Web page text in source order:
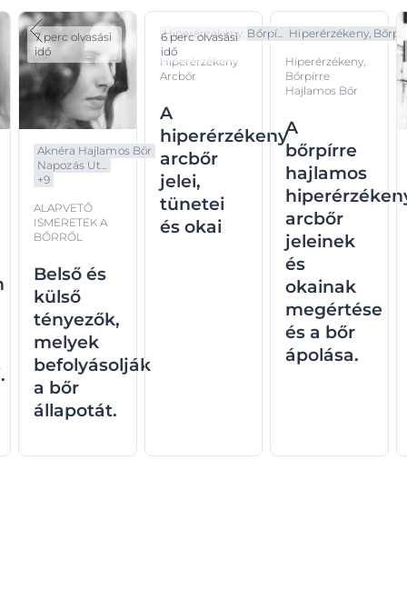
Aknéra Hajlamos Bőr
Napozás Ut...
+9
ALAPVETŐ
ISMERETEK A
BŐRRŐL
Belső és
külső
tényezők,
melyek
befolyásolják
a bőr
állapotát.
7 perc olvasási
idő
Hiperérzékeny, Bőrpí...
Hiperérzékeny
Arcbőr
A
hiperérzékeny
arcbőr
jelei,
tünetei
és okai
6 perc olvasási
idő
Hiperérzékeny,
Hiperérzékeny,
Bőrpírre
Hajlamos Bőr
A
bőrpírre
hajlamos
arcbőr
jeleinek
és
okainak
megértése
és a bőr
ápolása.